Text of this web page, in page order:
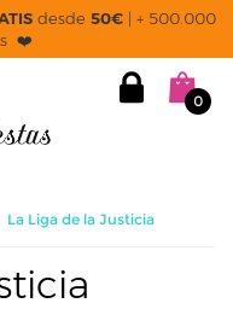
desde 50€ | + 500.000
❤️
0
La Liga de la Justicia